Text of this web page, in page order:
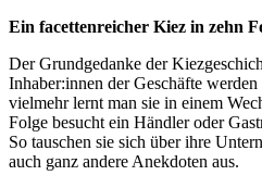
Ein facettenreicher Kiez in zehn
Der Grundgedanke der
Inhaber:innen der Geschäfte
vielmehr lernt man sie in einem
Folge besucht ein Händler oder
So tauschen sie sich über ihre
auch ganz andere Anekdoten aus.